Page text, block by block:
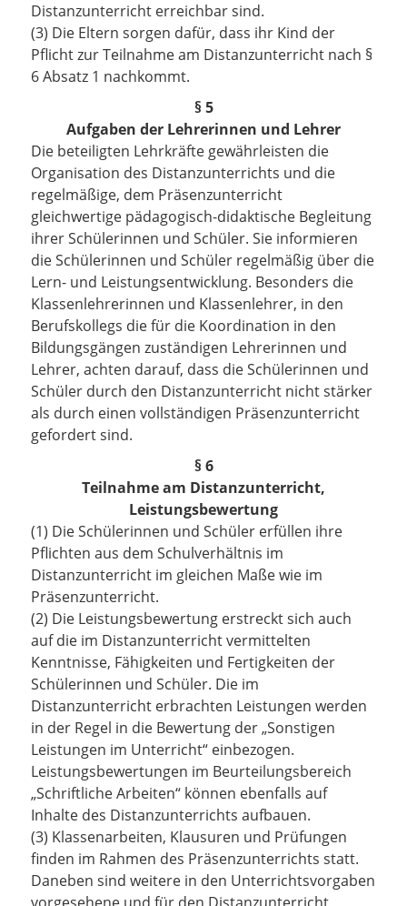
Distanzunterricht erreichbar sind.
(3) Die Eltern sorgen dafür, dass ihr Kind der
Pflicht zur Teilnahme am Distanzunterricht nach §
6 Absatz 1 nachkommt.
§ 5
Aufgaben der Lehrerinnen und Lehrer
Die beteiligten Lehrkräfte gewährleisten die
Organisation des Distanzunterrichts und die
regelmäßige, dem Präsenzunterricht
gleichwertige pädagogisch-didaktische Begleitung
ihrer Schülerinnen und Schüler. Sie informieren
die Schülerinnen und Schüler regelmäßig über die
Lern- und Leistungsentwicklung. Besonders die
Klassenlehrerinnen und Klassenlehrer, in den
Berufskollegs die für die Koordination in den
Bildungsgängen zuständigen Lehrerinnen und
Lehrer, achten darauf, dass die Schülerinnen und
Schüler durch den Distanzunterricht nicht stärker
als durch einen vollständigen Präsenzunterricht
gefordert sind.
§ 6
Teilnahme am Distanzunterricht,
Leistungsbewertung
(1) Die Schülerinnen und Schüler erfüllen ihre
Pflichten aus dem Schulverhältnis im
Distanzunterricht im gleichen Maße wie im
Präsenzunterricht.
(2) Die Leistungsbewertung erstreckt sich auch
auf die im Distanzunterricht vermittelten
Kenntnisse, Fähigkeiten und Fertigkeiten der
Schülerinnen und Schüler. Die im
Distanzunterricht erbrachten Leistungen werden
in der Regel in die Bewertung der „Sonstigen
Leistungen im Unterricht“ einbezogen.
Leistungsbewertungen im Beurteilungsbereich
„Schriftliche Arbeiten“ können ebenfalls auf
Inhalte des Distanzunterrichts aufbauen.
(3) Klassenarbeiten, Klausuren und Prüfungen
finden im Rahmen des Präsenzunterrichts statt.
Daneben sind weitere in den Unterrichtsvorgaben